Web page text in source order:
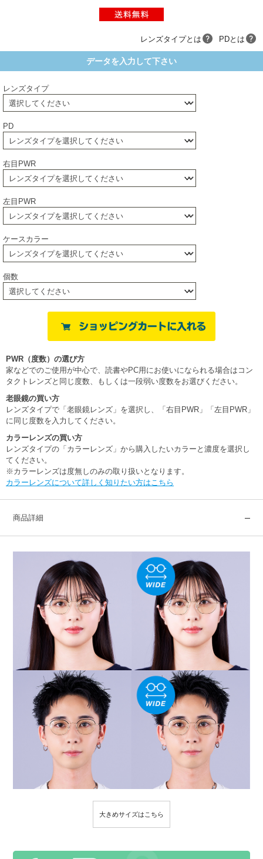
レンズタイプとは PDとは
データを入力して下さい
レンズタイプ
PD
右目PWR
左目PWR
ケースカラー
個数
PWR（度数）の選び方
家などでのご使用が中心で、読書やPC用にお使いになられる場合はコン
タクトレンズと同じ度数、もしくは一段弱い度数をお選びください。
老眼鏡の買い方
レンズタイプで「老眼鏡レンズ」を選択し、「右目PWR」「左目PWR」
に同じ度数を入力してください。
カラーレンズの買い方
レンズタイプの「カラーレンズ」から購入したいカラーと濃度を選択し
てください。
※カラーレンズは度無しのみの取り扱いとなります。
カラーレンズについて詳しく知りたい方はこちら
商品詳細
大きめサイズはこちら